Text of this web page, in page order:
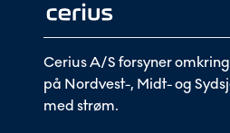
Cerius A/S forsyner
på Nordvest-, Midt- og
med strøm.